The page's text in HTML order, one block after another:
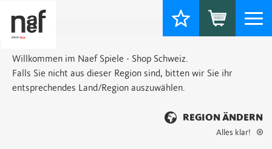
Willkommen im Naef Spiele - Shop Schweiz.
Falls Sie nicht aus dieser Region sind, bitten wir Sie ihr
entsprechendes Land/Region auszuwählen.
REGION ÄNDERN
Alles klar!